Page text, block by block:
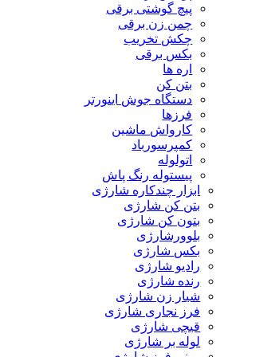
پیچ گوشتی برقی
چمن زن برقی
چکش تخریب
بکس برقی
اره ها
بتن کن
دستگاه جوش اینورتر
فرزها
کارواش ماشین
کمپرسورباد
اتولوله
پیستوله رنگ پاش
ابزار چندکاره شارژی
بتن کن شارژی
بتون کن شارژی
بلوورشارژی
بکس شارژی
رادیو شارژی
رنده شارژی
شیار زن شارژی
فرز نجاری شارژی
قیچی شارژی
لوله بر شارژی